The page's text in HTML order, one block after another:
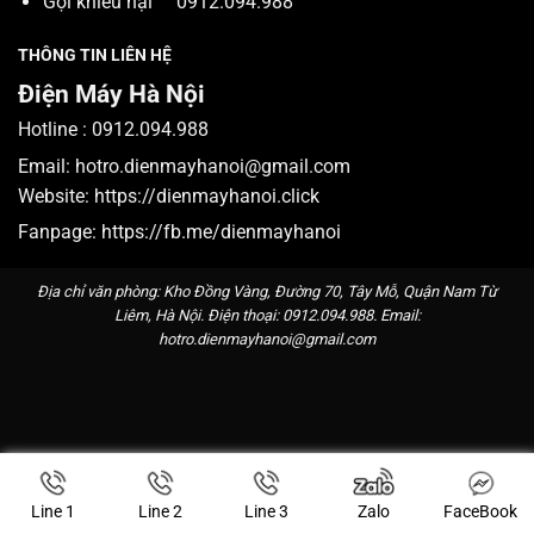
THÔNG TIN LIÊN HỆ
Điện Máy Hà Nội
Hotline : 0912.094.988
Email: hotro.dienmayhanoi@gmail.com
Website: https://dienmayhanoi.click
Fanpage: https://fb.me/dienmayhanoi
Địa chỉ văn phòng: Kho Đồng Vàng, Đường 70, Tây Mỗ, Quận Nam Từ
Liêm, Hà Nội. Điện thoại: 0912.094.988. Email:
hotro.dienmayhanoi@gmail.com
Line 1 Line 2 Line 3 Zalo FaceBook